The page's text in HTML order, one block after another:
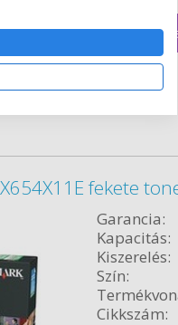
Részletes
fekete
Garancia:
Kapacitás:
Kiszerelés:
Szín:
Cikkszám: